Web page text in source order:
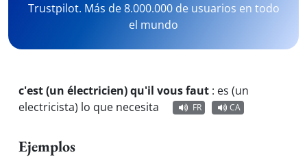
Trustpilot. Más de 8.000.000 de usuarios en todo
el mundo
c'est (un électricien) qu'il vous faut : es (un
electricista) lo que necesita
FR CA
Ejemplos